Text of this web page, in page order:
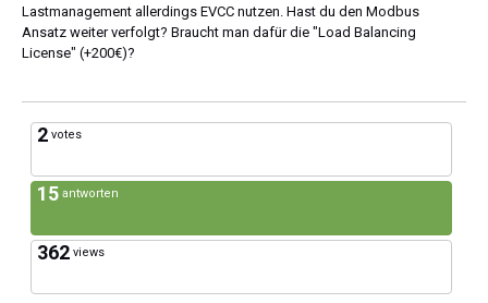
Lastmanagement allerdings EVCC nutzen. Hast du den Modbus
Ansatz weiter verfolgt? Braucht man dafür die "Load Balancing
License" (+200€)?
2 votes
15 antworten
362 views